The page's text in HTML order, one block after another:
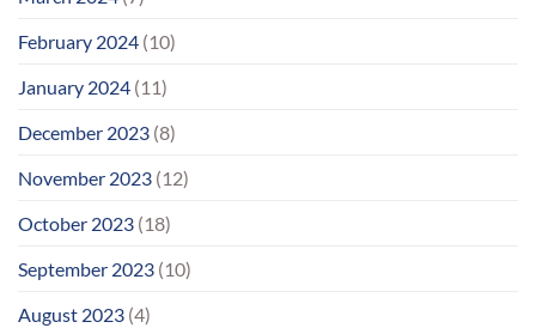
February 2024 (10)
January 2024 (11)
December 2023 (8)
November 2023 (12)
October 2023 (18)
September 2023 (10)
August 2023 (4)